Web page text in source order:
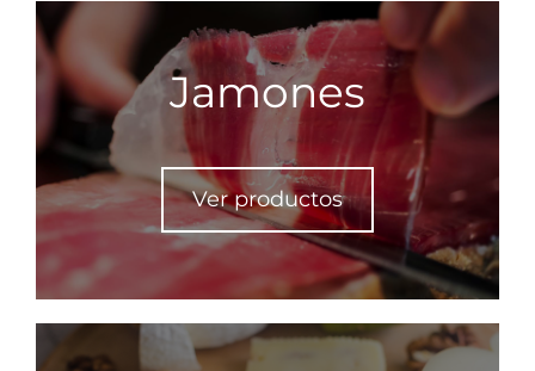
Jamones
Ver productos